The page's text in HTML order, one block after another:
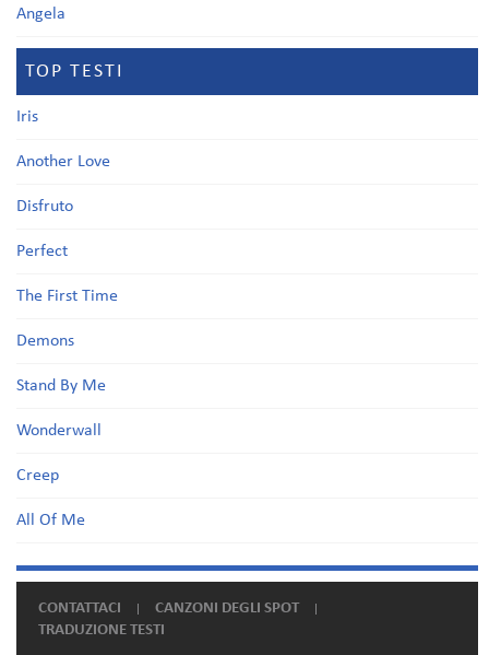
Angela
TOP TESTI
Iris
Another Love
Disfruto
Perfect
The First Time
Demons
Stand By Me
Wonderwall
Creep
All Of Me
CONTATTACI
CANZONI DEGLI SPOT
TRADUZIONE TESTI